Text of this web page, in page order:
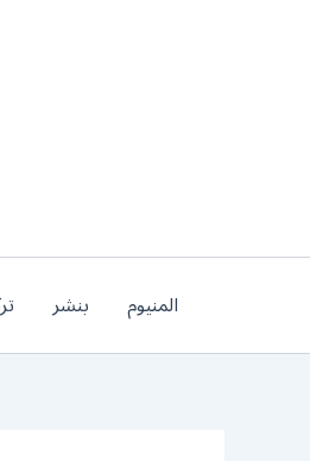
المنيوم بنشر